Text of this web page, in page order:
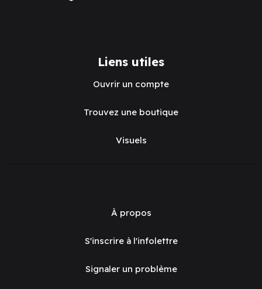
Liens utiles
Ouvrir un compte
Trouvez une boutique
Visuels
À propos
S'inscrire à l'infolettre
Signaler un problème